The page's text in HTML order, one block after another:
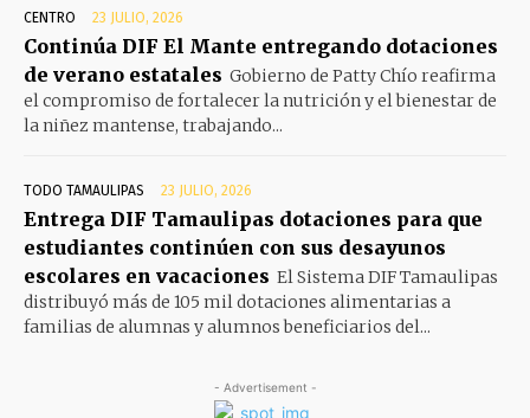
CENTRO 23 JULIO, 2026
Continúa DIF El Mante entregando dotaciones
de verano estatales Gobierno de Patty Chío reafirma
el compromiso de fortalecer la nutrición y el bienestar de
la niñez mantense, trabajando...
TODO TAMAULIPAS 23 JULIO, 2026
Entrega DIF Tamaulipas dotaciones para que
estudiantes continúen con sus desayunos
escolares en vacaciones El Sistema DIF Tamaulipas
distribuyó más de 105 mil dotaciones alimentarias a
familias de alumnas y alumnos beneficiarios del...
- Advertisement -